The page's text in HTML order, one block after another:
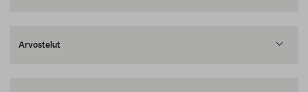
Arvostelut